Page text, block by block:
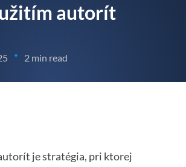
autorít
• 2 min read
je stratégia, pri ktorej